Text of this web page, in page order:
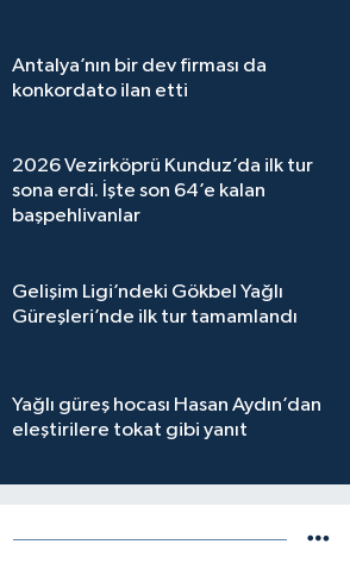
Antalya’nın bir dev firması da
konkordato ilan etti
2026 Vezirköprü Kunduz’da ilk tur
sona erdi. İşte son 64’e kalan
başpehlivanlar
Gelişim Ligi’ndeki Gökbel Yağlı
Güreşleri’nde ilk tur tamamlandı
Yağlı güreş hocası Hasan Aydın’dan
eleştirilere tokat gibi yanıt